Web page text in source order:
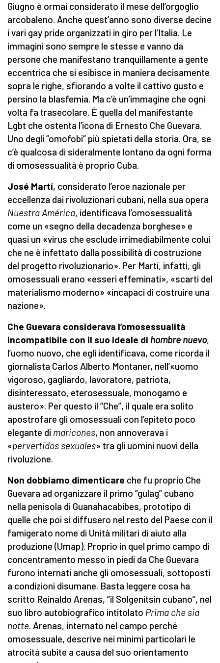
Giugno è ormai considerato il mese dell’orgoglio
arcobaleno. Anche quest’anno sono diverse decine
i vari gay pride organizzati in giro per l’Italia. Le
immagini sono sempre le stesse e vanno da
persone che manifestano tranquillamente a gente
eccentrica che si esibisce in maniera decisamente
sopra le righe, sfiorando a volte il cattivo gusto e
persino la blasfemia. Ma c’è un’immagine che ogni
volta fa trasecolare. È quella del manifestante
Lgbt che ostenta l’icona di Ernesto Che Guevara.
Uno degli “omofobi” più spietati della storia. Ora, se
c’è qualcosa di sideralmente lontano da ogni forma
di omosessualità è proprio Cuba.
José Martí, considerato l’eroe nazionale per
eccellenza dai rivoluzionari cubani, nella sua opera
Nuestra América, identificava l’omosessualità
come un «segno della decadenza borghese» e
quasi un «virus che esclude irrimediabilmente colui
che ne è infettato dalla possibilità di costruzione
del progetto rivoluzionario». Per Martí, infatti, gli
omosessuali erano «esseri effeminati», «scarti del
materialismo moderno» «incapaci di costruire una
nazione».
Che Guevara considerava l’omosessualità
incompatibile con il suo ideale di hombre nuevo,
l’uomo nuovo, che egli identificava, come ricorda il
giornalista Carlos Alberto Montaner, nell’«uomo
vigoroso, gagliardo, lavoratore, patriota,
disinteressato, eterosessuale, monogamo e
austero». Per questo il “Che”, il quale era solito
apostrofare gli omosessuali con l’epiteto poco
elegante di maricones, non annoverava i
«pervertidos sexuales» tra gli uomini nuovi della
rivoluzione.
Non dobbiamo dimenticare che fu proprio Che
Guevara ad organizzare il primo “gulag” cubano
nella penisola di Guanahacabibes, prototipo di
quelle che poi si diffusero nel resto del Paese con il
famigerato nome di Unità militari di aiuto alla
produzione (Umap). Proprio in quel primo campo di
concentramento messo in piedi da Che Guevara
furono internati anche gli omosessuali, sottoposti
a condizioni disumane. Basta leggere cosa ha
scritto Reinaldo Arenas, “il Solgenitsin cubano”, nel
suo libro autobiografico intitolato Prima che sia
notte. Arenas, internato nel campo perché
omosessuale, descrive nei minimi particolari le
atrocità subite a causa del suo orientamento